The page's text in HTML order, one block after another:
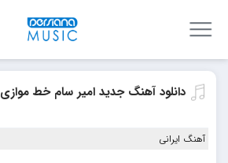
دانلود آهنگ جدید امیر سام خط موازی
آهنگ ایرانی